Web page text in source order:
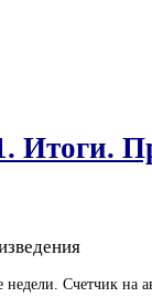
Итоги.
Счетчик на